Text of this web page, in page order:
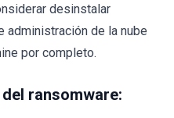
desinstalar
de la nube
por completo.
ransomware: